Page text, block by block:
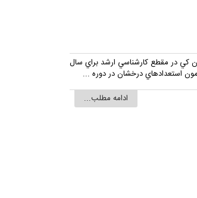
کي در مقطع کارشناسي ارشد براي سال
ادامه مطلب...